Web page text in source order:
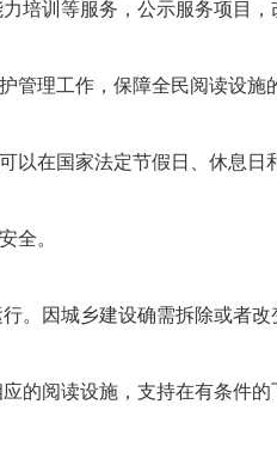
培训等服务，公示服务项目，
管理工作，保障全民阅读设施
以在国家法定节假日、休息日
全。
。因城乡建设确需拆除或者改
的阅读设施，支持在有条件的